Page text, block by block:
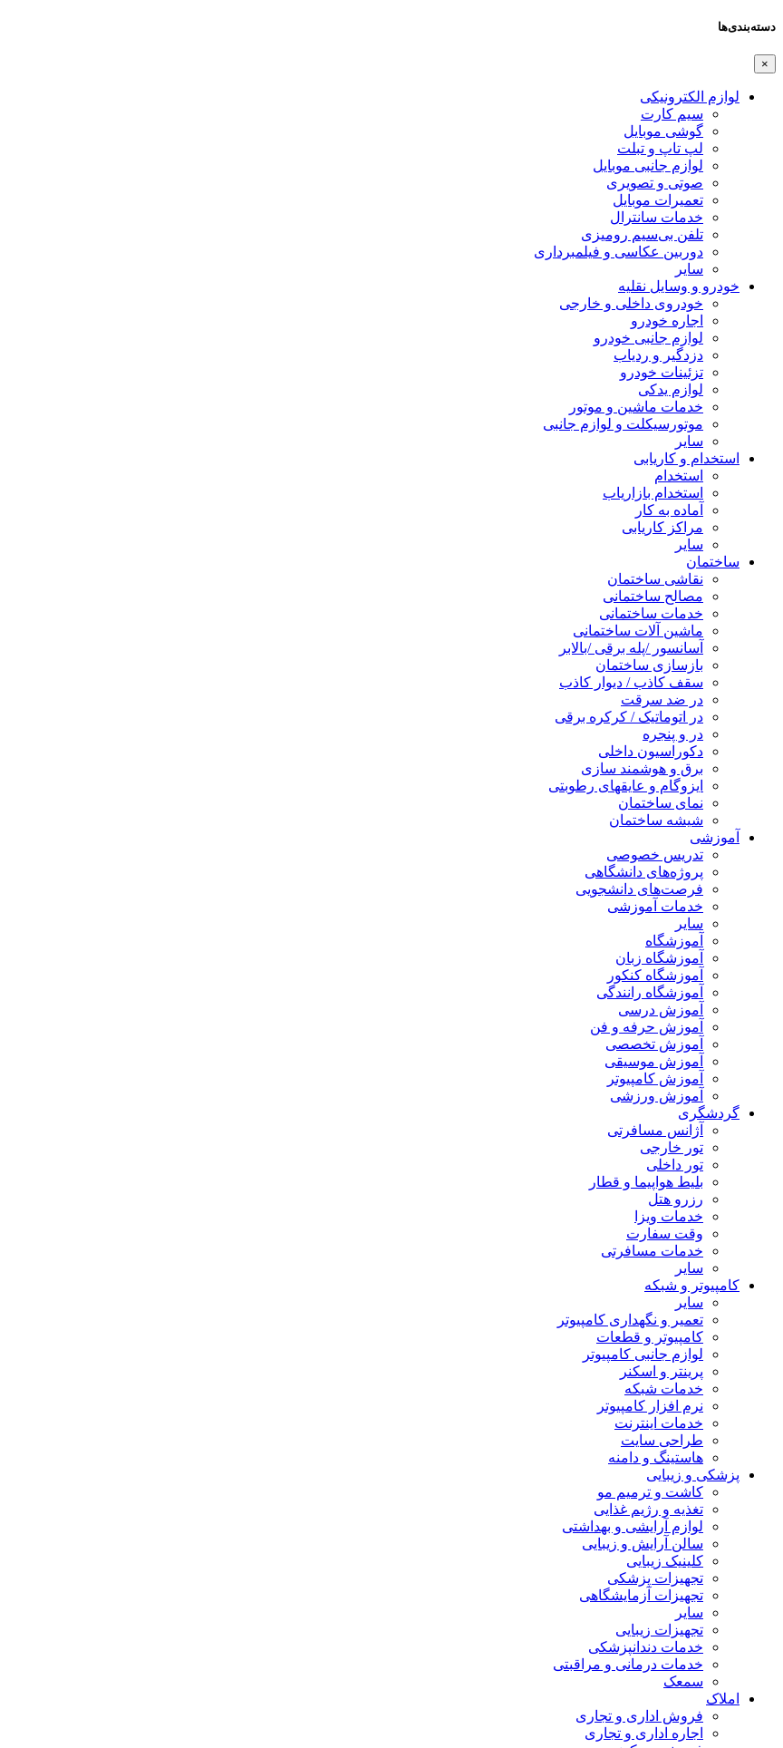
دسته‌بندی‌ها
×
لوازم الکترونیکی
سیم کارت
گوشی موبایل
لپ تاپ و تبلت
لوازم جانبی موبایل
صوتی و تصویری
تعمیرات موبایل
خدمات سانترال
تلفن بی‌سیم رومیزی
دوربین عکاسی و فیلمبرداری
سایر
خودرو و وسایل نقلیه
خودروی داخلی و خارجی
اجاره خودرو
لوازم جانبی خودرو
دزدگیر و ردیاب
تزئینات خودرو
لوازم یدکی
خدمات ماشین و موتور
موتورسیکلت و لوازم جانبی
سایر
استخدام و کاریابی
استخدام
استخدام بازاریاب
آماده به کار
مراکز کاریابی
سایر
ساختمان
نقاشی ساختمان
مصالح ساختمانی
خدمات ساختمانی
ماشین آلات ساختمانی
آسانسور /پله برقی /بالابر
بازسازی ساختمان
سقف کاذب / دیوار کاذب
در ضد سرقت
در اتوماتیک / کرکره برقی
در و پنجره
دکوراسیون داخلی
برق و هوشمند سازی
ایزوگام و عایقهای رطوبتی
نمای ساختمان
شیشه ساختمان
آموزشی
تدریس خصوصی
پروژه‌های دانشگاهی
فرصت‌های دانشجویی
خدمات آموزشی
سایر
آموزشگاه
آموزشگاه زبان
آموزشگاه کنکور
آموزشگاه رانندگی
آموزش درسی
آموزش حرفه و فن
آموزش تخصصی
آموزش موسیقی
آموزش کامپیوتر
آموزش ورزشی
گردشگری
آژانس مسافرتی
تور خارجی
تور داخلی
بلیط هواپیما و قطار
رزرو هتل
خدمات ویزا
وقت سفارت
خدمات مسافرتی
سایر
کامپیوتر و شبکه
سایر
تعمیر و نگهداری کامپیوتر
کامپیوتر و قطعات
لوازم جانبی کامپیوتر
پرینتر و اسکنر
خدمات شبکه
نرم افزار کامپیوتر
خدمات اینترنت
طراحی سایت
هاستینگ و دامنه
پزشکی و زیبایی
کاشت و ترمیم مو
تغذیه و رژیم غذایی
لوازم آرایشی و بهداشتی
سالن آرایش و زیبایی
کلینیک زیبایی
تجهیزات پزشکی
تجهیزات آزمایشگاهی
سایر
تجهیزات زیبایی
خدمات دندانپزشکی
خدمات درمانی و مراقبتی
سمعک
املاک
فروش اداری و تجاری
اجاره اداری و تجاری